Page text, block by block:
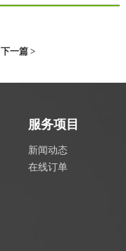
下一篇 >
服务项目
新闻动态
在线订单